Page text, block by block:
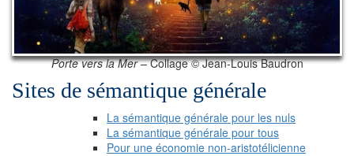
Porte vers la Mer– Collage © Jean-Louis Baudron
Sites de sémantique générale
La sémantique générale pour les nuls
La sémantique générale pour tous
Pour une économie non-aristotélicienne